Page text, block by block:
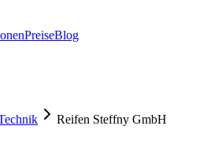
PreiseBlog
Reifen Steffny GmbH